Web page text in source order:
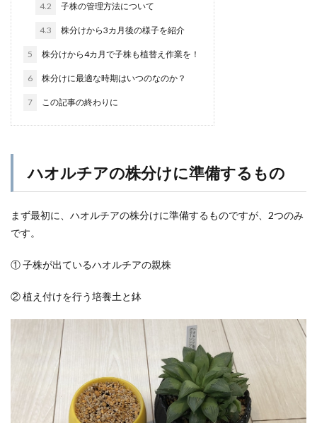
4.2 子株の管理方法について
4.3 株分けから3カ月後の様子を紹介
5 株分けから4カ月で子株も植替え作業を！
6 株分けに最適な時期はいつのなのか？
7 この記事の終わりに
ハオルチアの株分けに準備するもの
まず最初に、ハオルチアの株分けに準備するものですが、2つのみ
です。
① 子株が出ているハオルチアの親株
② 植え付けを行う培養土と鉢